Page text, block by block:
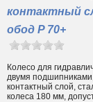
контактный
обод P 70+
Колесо для
двумя
контактный слой,
колеса 180 мм,